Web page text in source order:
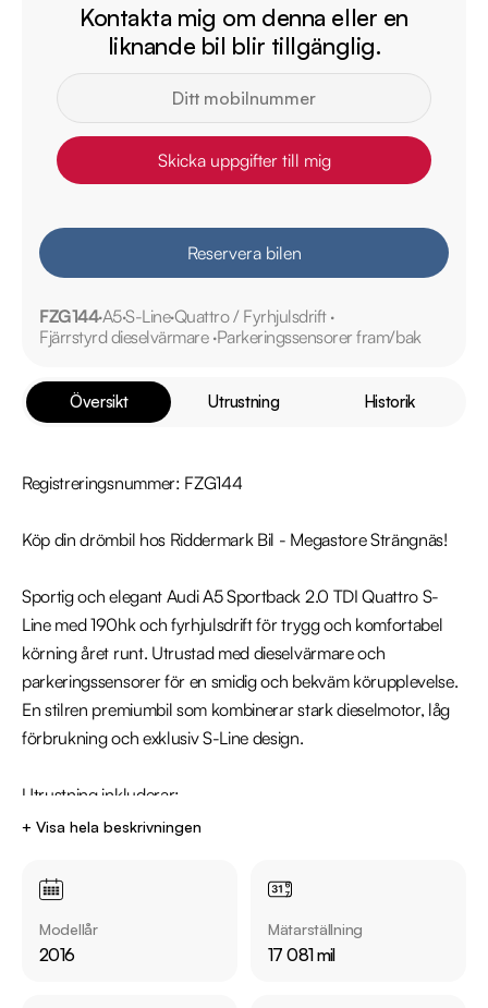
Kontakta mig om denna eller en
liknande bil blir tillgänglig.
Skicka uppgifter till mig
Reservera bilen
FZG144A5S-LineQuattro / Fyrhjulsdrift
Fjärrstyrd dieselvärmare Parkeringssensorer fram/bak
Översikt Utrustning Historik
Registreringsnummer: FZG144
Köp din drömbil hos Riddermark Bil - Megastore Strängnäs!
Sportig och elegant Audi A5 Sportback 2.0 TDI Quattro S-
Line med 190hk och fyrhjulsdrift för trygg och komfortabel
körning året runt. Utrustad med dieselvärmare och
parkeringssensorer för en smidig och bekväm körupplevelse.
En stilren premiumbil som kombinerar stark dieselmotor, låg
förbrukning och exklusiv S-Line design.
Utrustning inkluderar:
  - S-Line
+ Visa hela beskrivningen
Modellår
2016
Mätarställning
17 081 mil